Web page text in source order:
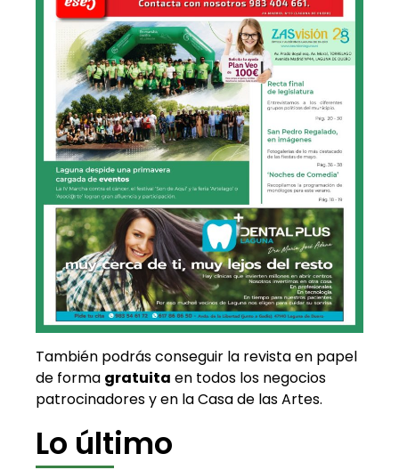
También podrás conseguir la revista en papel
de forma gratuita en todos los negocios
patrocinadores y en la Casa de las Artes.
Lo último